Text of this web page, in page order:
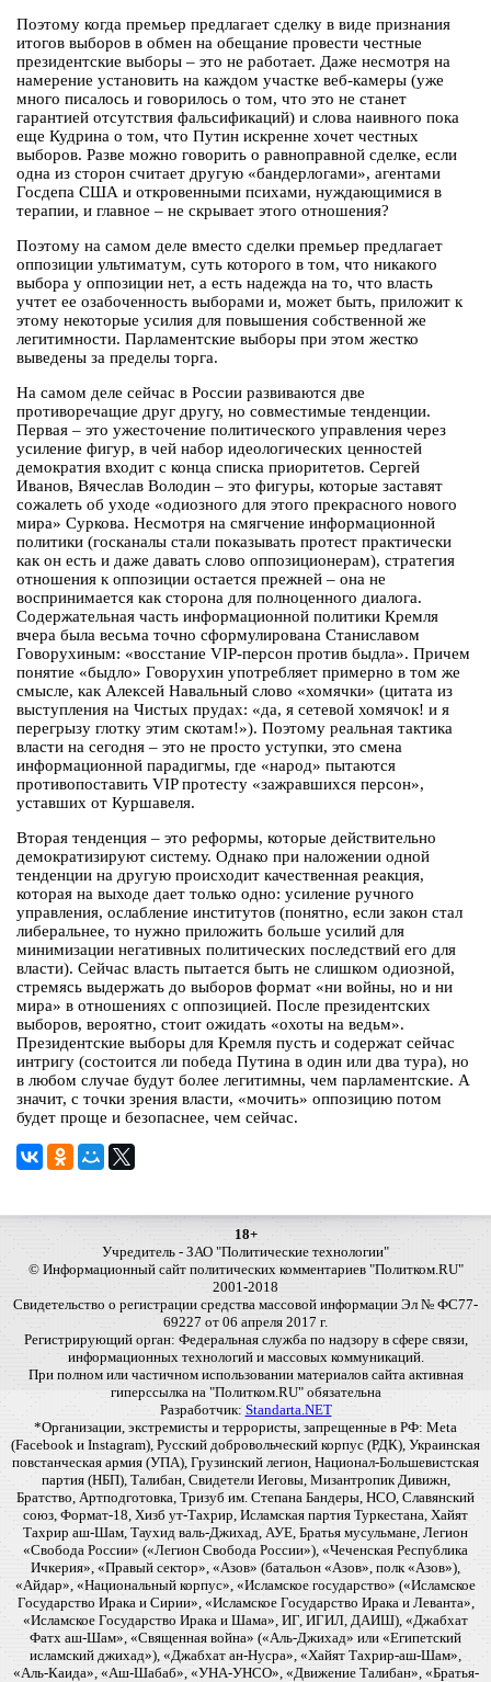
Поэтому когда премьер предлагает сделку в виде признания
итогов выборов в обмен на обещание провести честные
президентские выборы – это не работает. Даже несмотря на
намерение установить на каждом участке веб-камеры (уже
много писалось и говорилось о том, что это не станет
гарантией отсутствия фальсификаций) и слова наивного пока
еще Кудрина о том, что Путин искренне хочет честных
выборов. Разве можно говорить о равноправной сделке, если
одна из сторон считает другую «бандерлогами», агентами
Госдепа США и откровенными психами, нуждающимися в
терапии, и главное – не скрывает этого отношения?
Поэтому на самом деле вместо сделки премьер предлагает
оппозиции ультиматум, суть которого в том, что никакого
выбора у оппозиции нет, а есть надежда на то, что власть
учтет ее озабоченность выборами и, может быть, приложит к
этому некоторые усилия для повышения собственной же
легитимности. Парламентские выборы при этом жестко
выведены за пределы торга.
На самом деле сейчас в России развиваются две
противоречащие друг другу, но совместимые тенденции.
Первая – это ужесточение политического управления через
усиление фигур, в чей набор идеологических ценностей
демократия входит с конца списка приоритетов. Сергей
Иванов, Вячеслав Володин – это фигуры, которые заставят
сожалеть об уходе «одиозного для этого прекрасного нового
мира» Суркова. Несмотря на смягчение информационной
политики (госканалы стали показывать протест практически
как он есть и даже давать слово оппозиционерам), стратегия
отношения к оппозиции остается прежней – она не
воспринимается как сторона для полноценного диалога.
Содержательная часть информационной политики Кремля
вчера была весьма точно сформулирована Станиславом
Говорухиным: «восстание VIP-персон против быдла». Причем
понятие «быдло» Говорухин употребляет примерно в том же
смысле, как Алексей Навальный слово «хомячки» (цитата из
выступления на Чистых прудах: «да, я сетевой хомячок! и я
перегрызу глотку этим скотам!»). Поэтому реальная тактика
власти на сегодня – это не просто уступки, это смена
информационной парадигмы, где «народ» пытаются
противопоставить VIP протесту «зажравшихся персон»,
уставших от Куршавеля.
Вторая тенденция – это реформы, которые действительно
демократизируют систему. Однако при наложении одной
тенденции на другую происходит качественная реакция,
которая на выходе дает только одно: усиление ручного
управления, ослабление институтов (понятно, если закон стал
либеральнее, то нужно приложить больше усилий для
минимизации негативных политических последствий его для
власти). Сейчас власть пытается быть не слишком одиозной,
стремясь выдержать до выборов формат «ни войны, но и ни
мира» в отношениях с оппозицией. После президентских
выборов, вероятно, стоит ожидать «охоты на ведьм».
Президентские выборы для Кремля пусть и содержат сейчас
интригу (состоится ли победа Путина в один или два тура), но
в любом случае будут более легитимны, чем парламентские. А
значит, с точки зрения власти, «мочить» оппозицию потом
будет проще и безопаснее, чем сейчас.
18+
Учредитель - ЗАО "Политические технологии"
© Информационный сайт политических комментариев "Политком.RU"
2001-2018
Свидетельство о регистрации средства массовой информации Эл № ФС77-
69227 от 06 апреля 2017 г.
Регистрирующий орган: Федеральная служба по надзору в сфере связи,
информационных технологий и массовых коммуникаций.
При полном или частичном использовании материалов сайта активная
гиперссылка на "Политком.RU" обязательна
Разработчик: Standarta.NET
*Организации, экстремисты и террористы, запрещенные в РФ: Meta
(Facebook и Instagram), Русский добровольческий корпус (РДК), Украинская
повстанческая армия (УПА), Грузинский легион, Национал-Большевистская
партия (НБП), Талибан, Свидетели Иеговы, Мизантропик Дивижн,
Братство, Артподготовка, Тризуб им. Степана Бандеры, НСО, Славянский
союз, Формат-18, Хизб ут-Тахрир, Исламская партия Туркестана, Хайят
Тахрир аш-Шам, Таухид валь-Джихад, АУЕ, Братья мусульмане, Легион
«Свобода России» («Легион Свобода России»), «Чеченская Республика
Ичкерия», «Правый сектор», «Азов» (батальон «Азов», полк «Азов»),
«Айдар», «Национальный корпус», «Исламское государство» («Исламское
Государство Ирака и Сирии», «Исламское Государство Ирака и Леванта»,
«Исламское Государство Ирака и Шама», ИГ, ИГИЛ, ДАИШ), «Джабхат
Фатх аш-Шам», «Священная война» («Аль-Джихад» или «Египетский
исламский джихад»), «Джабхат ан-Нусра», «Хайят Тахрир-аш-Шам»,
«Аль-Каида», «Аш-Шабаб», «УНА-УНСО», «Движение Талибан», «Братья-